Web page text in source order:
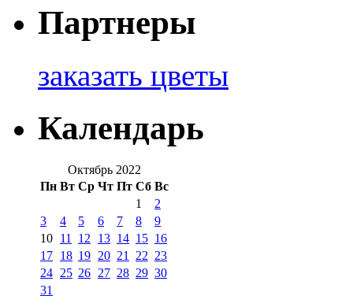
Партнеры
заказать цветы
Календарь
Октябрь 2022
Пн Вт Ср Чт Пт Сб Вс
1
2
3
4 5 6 7 8
9
10 11 12 13 14 15 16
17 18 19 20 21 22 23
24 25 26 27 28 29 30
31